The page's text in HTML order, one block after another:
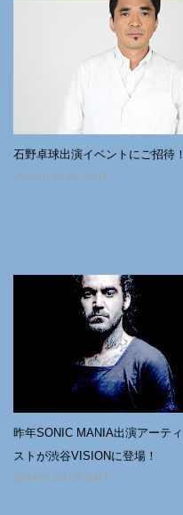
石野卓球出演イベントにご招待！
2020.11.28 UP DATE
昨年SONIC MANIA出演アーティ
ストが渋谷VISIONに登場！
2019.01.30 UP DATE